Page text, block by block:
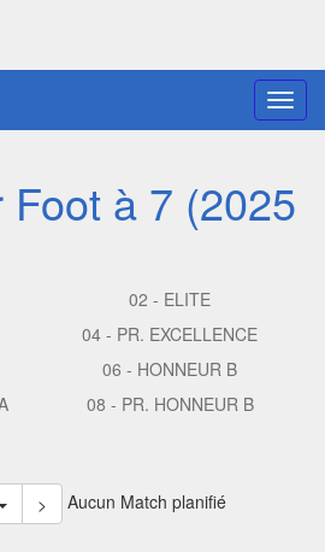
à 7 (2025
02 - ELITE
04 - PR. EXCELLENCE
06 - HONNEUR B
08 - PR. HONNEUR B
> Aucun Match planifié